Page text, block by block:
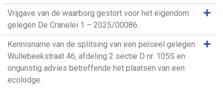
Vrijgave van de waarborg gestort voor het eigendom
gelegen De Cranelei 1 – 2025/00086.
Kennisname van de splitsing van een perceel gelegen
Wullebeekstraat 46, afdeling 2 sectie D nr. 105S en
ongunstig advies betreffende het plaatsen van een
ecolodge.